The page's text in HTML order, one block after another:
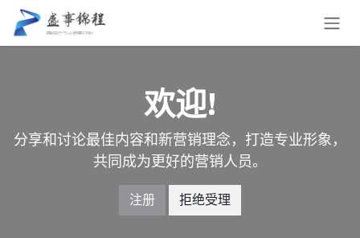
跳至内容
欢迎!
分享和讨论最佳内容和新营销理念，打造专业形象，
共同成为更好的营销人员。
注册 拒绝受理